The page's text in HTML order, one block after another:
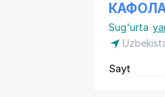
Sug'urta
Sayt